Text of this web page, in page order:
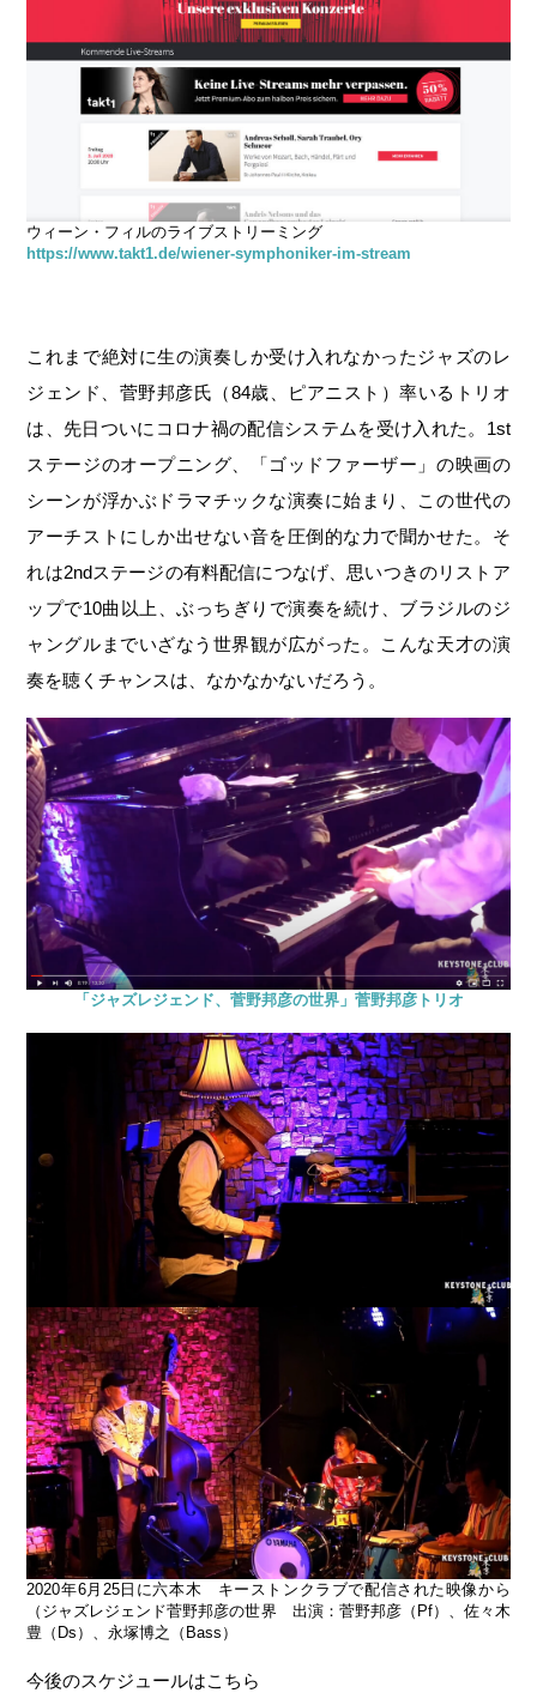
ウィーン・フィルのライブストリーミング
https://www.takt1.de/wiener-symphoniker-im-stream
これまで絶対に生の演奏しか受け入れなかったジャズのレ
ジェンド、菅野邦彦氏（84歳、ピアニスト）率いるトリオ
は、先日ついにコロナ禍の配信システムを受け入れた。1st
ステージのオープニング、「ゴッドファーザー」の映画の
シーンが浮かぶドラマチックな演奏に始まり、この世代の
アーチストにしか出せない音を圧倒的な力で聞かせた。そ
れは2ndステージの有料配信につなげ、思いつきのリストア
ップで10曲以上、ぶっちぎりで演奏を続け、ブラジルのジ
ャングルまでいざなう世界観が広がった。こんな天才の演
奏を聴くチャンスは、なかなかないだろう。
「ジャズレジェンド、菅野邦彦の世界」菅野邦彦トリオ
2020年6月25日に六本木 キーストンクラブで配信された映像から
（ジャズレジェンド菅野邦彦の世界 出演：菅野邦彦（Pf）、佐々木
豊（Ds）、永塚博之（Bass）
今後のスケジュールはこちら